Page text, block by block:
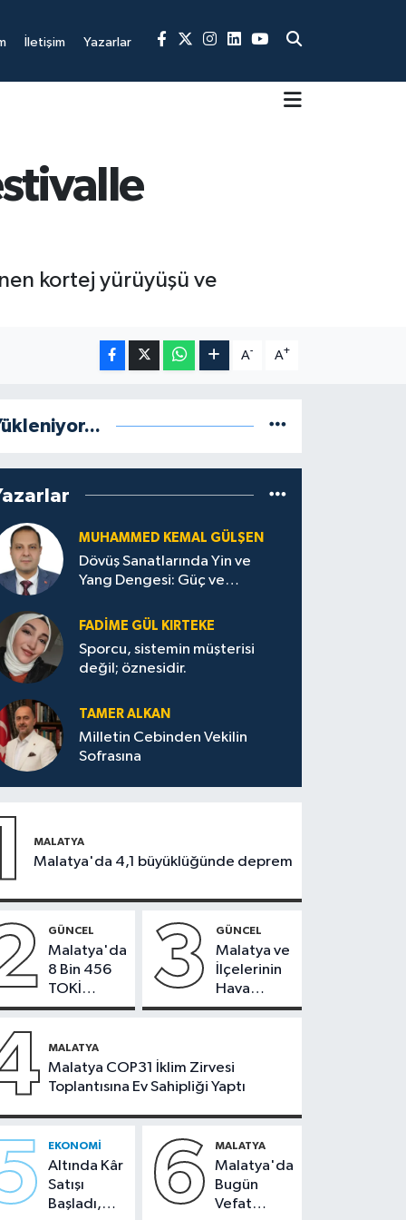
İletişim Yazarlar
kortej yürüyüşü ve
A- A+
MUHAMMED KEMAL GÜLŞEN
Dövüş Sanatlarında Yin ve
Yang Dengesi: Güç ve
FADIME GÜL KIRTEKE
Sporcu, sistemin müşterisi
değil; öznesidir.
TAMER ALKAN
Milletin Cebinden Vekilin
Sofrasına
MALATYA
Malatya'da 4,1 büyüklüğünde deprem
GÜNCEL
Malatya'da
8 Bin 456
TOKİ
Konutunun
Bugün
Çekiliyor
3 GÜNCEL
Malatya ve
İlçelerinin
Hava
Durumu -
2026
MALATYA
Malatya COP31 İklim Zirvesi
Toplantısına Ev Sahipliği Yaptı
EKONOMI
Altında Kâr
Satışı
Başladı,
6 MALATYA
Malatya'da
Bugün
Vefat